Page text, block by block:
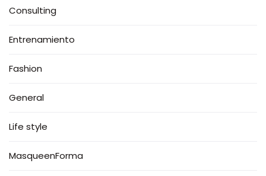
Consulting
Entrenamiento
Fashion
General
Life style
MasqueenForma